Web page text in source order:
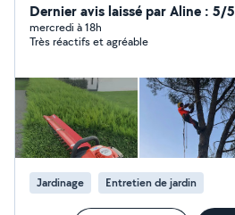
Dernier avis laissé par Aline : 5/5
mercredi à 18h
Très réactifs et agréable
Jardinage Entretien de jardin